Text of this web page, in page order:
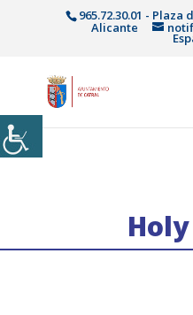
965.72.30.01 - Plaza
Alicante